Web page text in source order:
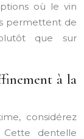
où le vin
permettent de
que sur
à la
considérez
dentelle